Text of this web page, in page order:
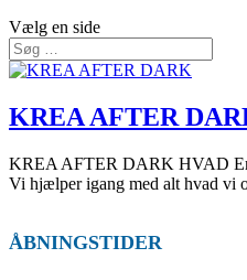
Vælg en side
KREA AFTER
KREA AFTER DARK HVAD Er
Vi hjælper igang med alt hvad vi
ÅBNINGSTIDER